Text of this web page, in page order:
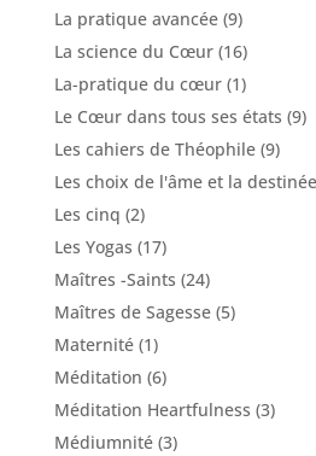
La pratique avancée(9)
La science du Cœur(16)
La-pratique du cœur(1)
Le Cœur dans tous ses états (9)
Les cahiers de Théophile(9)
Les choix de l'âme et la destinée
Les cinq (2)
Les Yogas (17)
Maîtres -Saints (24)
Maîtres de Sagesse(5)
Maternité(1)
Méditation (6)
Méditation Heartfulness (3)
Médiumnité(3)